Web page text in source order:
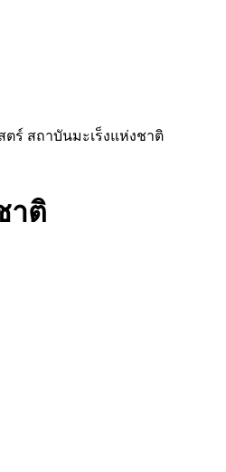
ร์ สถาบันมะเร็งแห่งชาติ
าติ